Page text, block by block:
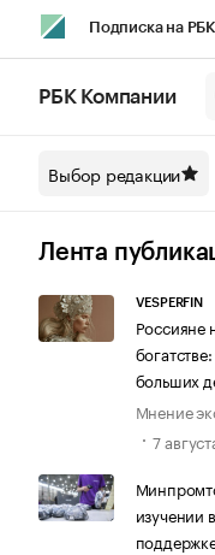
Подписка на РБК
Спецпроекты
Технологии и
РБК Компании
Выбор редакции
Лента
VESPERFIN
Россияне
больших
Мнение
7
изучении